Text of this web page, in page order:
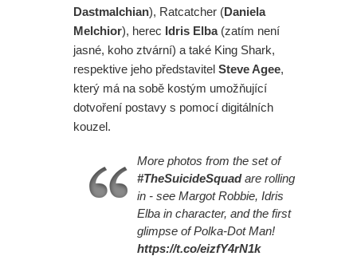
Dastmalchian), Ratcatcher (Daniela
Melchior), herec Idris Elba(zatím není
jasné, koho ztvární) a také King Shark,
respektive jeho představitel Steve Agee,
který má na sobě kostým umožňující
dotvoření postavy s pomocí digitálních
kouzel.
More photos from the set of
#TheSuicideSquadare rolling
in - see Margot Robbie, Idris
Elba in character, and the first
glimpse of Polka-Dot Man!
https://t.co/eizfY4rN1k